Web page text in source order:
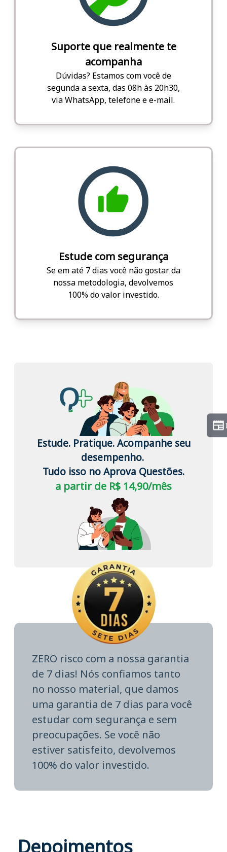
Suporte que realmente te
acompanha
Dúvidas? Estamos com você de
segunda a sexta, das 08h às 20h30,
via WhatsApp, telefone e e-mail.
Estude com segurança
Se em até 7 dias você não gostar da
nossa metodologia, devolvemos
100% do valor investido.
Estude. Pratique. Acompanhe seu
desempenho.
Tudo isso no Aprova Questões.
a partir de R$ 14,90/mês
ZERO risco com a nossa garantia
de 7 dias! Nós confiamos tanto
no nosso material, que damos
uma garantia de 7 dias para você
estudar com segurança e sem
preocupações. Se você não
estiver satisfeito, devolvemos
100% do valor investido.
Depoimentos